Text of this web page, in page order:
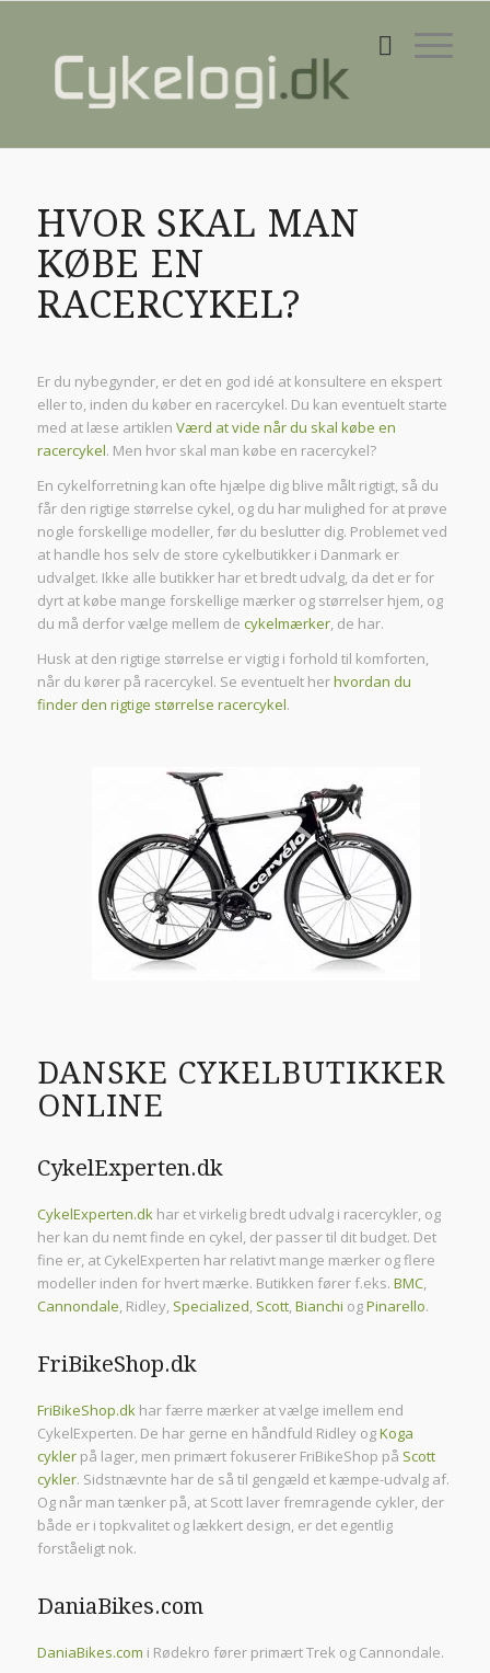
HVOR SKAL MAN
KØBE EN
RACERCYKEL?
Er du nybegynder, er det en god idé at konsultere en ekspert
eller to, inden du køber en racercykel. Du kan eventuelt starte
med at læse artiklen Værd at vide når du skal købe en
racercykel. Men hvor skal man købe en racercykel?
En cykelforretning kan ofte hjælpe dig blive målt rigtigt, så du
får den rigtige størrelse cykel, og du har mulighed for at prøve
nogle forskellige modeller, før du beslutter dig. Problemet ved
at handle hos selv de store cykelbutikker i Danmark er
udvalget. Ikke alle butikker har et bredt udvalg, da det er for
dyrt at købe mange forskellige mærker og størrelser hjem, og
du må derfor vælge mellem de cykelmærker, de har.
Husk at den rigtige størrelse er vigtig i forhold til komforten,
når du kører på racercykel. Se eventuelt herhvordan du
finder den rigtige størrelse racercykel.
DANSKE CYKELBUTIKKER
ONLINE
CykelExperten.dk
CykelExperten.dkhar et virkelig bredt udvalg i racercykler, og
her kan du nemt finde en cykel, der passer til dit budget. Det
fine er, at CykelExperten har relativt mange mærker og flere
modeller inden for hvert mærke. Butikken fører f.eks. BMC,
Cannondale, Ridley, Specialized, Scott,Bianchi ogPinarello.
FriBikeShop.dk
FriBikeShop.dkhar færre mærker at vælge imellem end
CykelExperten. De har gerne en håndfuld Ridley ogKoga
cyklerpå lager, men primært fokuserer FriBikeShop på Scott
cykler. Sidstnævnte har de så til gengæld et kæmpe-udvalg af.
Og når man tænker på, at Scott laver fremragende cykler, der
både er i topkvalitet og lækkert design, er det egentlig
forståeligt nok.
DaniaBikes.com
DaniaBikes.com i Rødekro fører primært Trek og Cannondale.